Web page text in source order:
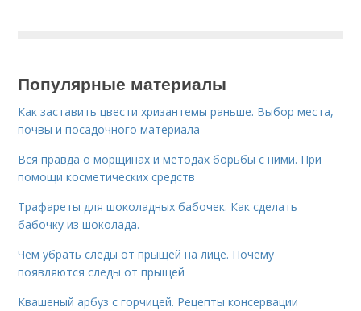
Популярные материалы
Как заставить цвести хризантемы раньше. Выбор места,
почвы и посадочного материала
Вся правда о морщинах и методах борьбы с ними. При
помощи косметических средств
Трафареты для шоколадных бабочек. Как сделать
бабочку из шоколада.
Чем убрать следы от прыщей на лице. Почему
появляются следы от прыщей
Квашеный арбуз с горчицей. Рецепты консервации